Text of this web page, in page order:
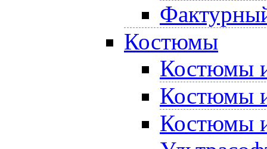
Костюмы
Костюмы
Костюмы
Костюмы